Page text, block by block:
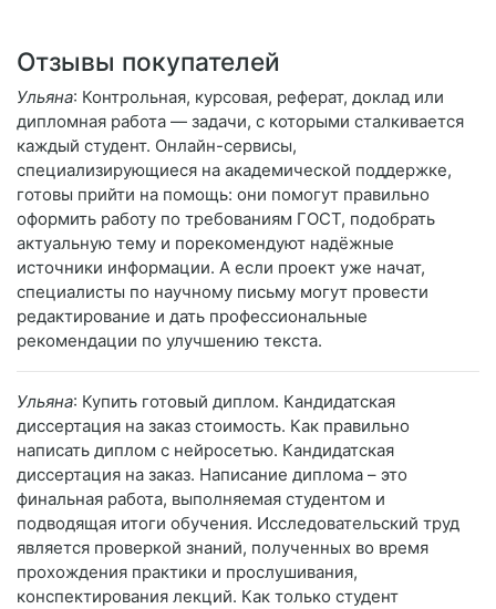
Отзывы покупателей
Ульяна: Контрольная, курсовая, реферат, доклад или
дипломная работа — задачи, с которыми сталкивается
каждый студент. Онлайн-сервисы,
специализирующиеся на академической поддержке,
готовы прийти на помощь: они помогут правильно
оформить работу по требованиям ГОСТ, подобрать
актуальную тему и порекомендуют надёжные
источники информации. А если проект уже начат,
специалисты по научному письму могут провести
редактирование и дать профессиональные
рекомендации по улучшению текста.
Ульяна: Купить готовый диплом. Кандидатская
диссертация на заказ стоимость. Как правильно
написать диплом с нейросетью. Кандидатская
диссертация на заказ. Написание диплома – это
финальная работа, выполняемая студентом и
подводящая итоги обучения. Исследовательский труд
является проверкой знаний, полученных во время
прохождения практики и прослушивания,
конспектирования лекций. Как только студент